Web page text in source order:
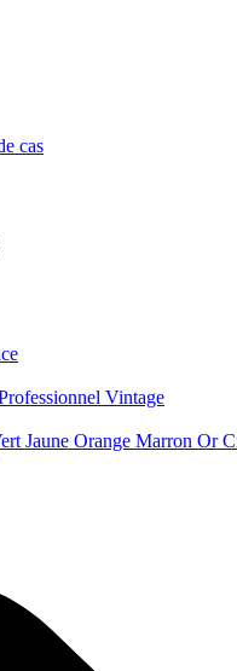
cas
Vintage
Jaune Orange Marron Or